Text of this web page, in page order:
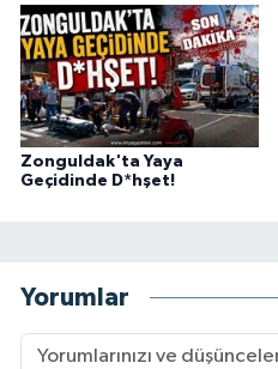
Zonguldak'ta Yaya
Geçidinde D*hşet!
Yorumlar